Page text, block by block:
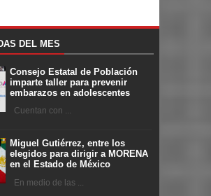
DEL MES
Consejo Estatal de Población
imparte taller para prevenir
embarazos en adolescentes
Cuentan con ...
Miguel Gutiérrez, entre los
elegidos para dirigir a MORENA
en el Estado de México
En medio de las ...